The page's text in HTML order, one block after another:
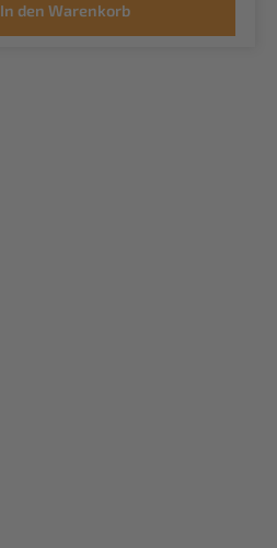
In den Warenkorb